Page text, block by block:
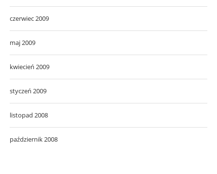
czerwiec 2009
maj 2009
kwiecień 2009
styczeń 2009
listopad 2008
październik 2008